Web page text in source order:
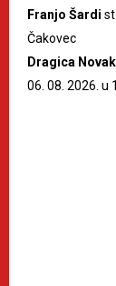
Franjo Šardi
Čakovec
Dragica
06. 08. 2026. u